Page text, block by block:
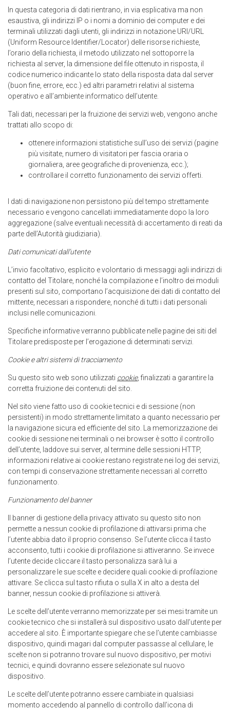
In questa categoria di dati rientrano, in via esplicativa ma non
esaustiva, gli indirizzi IP o i nomi a dominio dei computer e dei
terminali utilizzati dagli utenti, gli indirizzi in notazione URI/URL
(Uniform Resource Identifier/Locator) delle risorse richieste,
l’orario della richiesta, il metodo utilizzato nel sottoporre la
richiesta al server, la dimensione del file ottenuto in risposta, il
codice numerico indicante lo stato della risposta data dal server
(buon fine, errore, ecc.) ed altri parametri relativi al sistema
operativo e all’ambiente informatico dell’utente.
Tali dati, necessari per la fruizione dei servizi web, vengono anche
trattati allo scopo di:
ottenere informazioni statistiche sull’uso dei servizi (pagine
più visitate, numero di visitatori per fascia oraria o
giornaliera, aree geografiche di provenienza, ecc.);
controllare il corretto funzionamento dei servizi offerti.
I dati di navigazione non persistono più del tempo strettamente
necessario e vengono cancellati immediatamente dopo la loro
aggregazione (salve eventuali necessità di accertamento di reati da
parte dell’Autorità giudiziaria).
Dati comunicati dall’utente
L’invio facoltativo, esplicito e volontario di messaggi agli indirizzi di
contatto del Titolare, nonché la compilazione e l’inoltro dei moduli
presenti sul sito, comportano l’acquisizione dei dati di contatto del
mittente, necessari a rispondere, nonché di tutti i dati personali
inclusi nelle comunicazioni.
Specifiche informative verranno pubblicate nelle pagine dei siti del
Titolare predisposte per l’erogazione di determinati servizi.
Cookie e altri sistemi di tracciamento
Su questo sito web sono utilizzati cookie, finalizzati a garantire la
corretta fruizione dei contenuti del sito.
Nel sito viene fatto uso di cookie tecnici e di sessione (non
persistenti) in modo strettamente limitato a quanto necessario per
la navigazione sicura ed efficiente del sito. La memorizzazione dei
cookie di sessione nei terminali o nei browser è sotto il controllo
dell’utente, laddove sui server, al termine delle sessioni HTTP,
informazioni relative ai cookie restano registrate nei log dei servizi,
con tempi di conservazione strettamente necessari al corretto
funzionamento.
Funzionamento del banner
Il banner di gestione della privacy attivato su questo sito non
permette a nessun cookie di profilazione di attivarsi prima che
l’utente abbia dato il proprio consenso. Se l’utente clicca il tasto
acconsento, tutti i cookie di profilazione si attiveranno. Se invece
l’utente decide cliccare il tasto personalizza sarà lui a
personalizzare le sue scelte e decidere quali cookie di profilazione
attivare. Se clicca sul tasto rifiuta o sulla X in alto a desta del
banner, nessun cookie di profilazione si attiverà.
Le scelte dell’utente verranno memorizzate per sei mesi tramite un
cookie tecnico che si installerà sul dispositivo usato dall’utente per
accedere al sito. È importante spiegare che se l’utente cambiasse
dispositivo, quindi magari dal computer passasse al cellulare, le
scelte non si potranno trovare sul nuovo dispositivo, per motivi
tecnici, e quindi dovranno essere selezionate sul nuovo
dispositivo.
Le scelte dell’utente potranno essere cambiate in qualsiasi
momento accedendo al pannello di controllo dall’icona di